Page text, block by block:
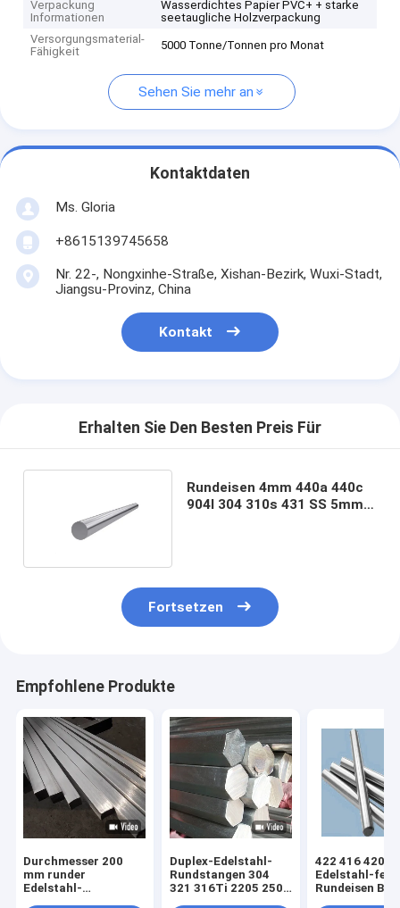
Verpackung
Informationen
Wasserdichtes Papier PVC+ + starke
seetaugliche Holzverpackung
Versorgungsmaterial-
Fähigkeit
5000 Tonne/Tonnen pro Monat
Sehen Sie mehr an
Kontaktdaten
Ms. Gloria
+8615139745658
Nr. 22-, Nongxinhe-Straße, Xishan-Bezirk, Wuxi-Stadt,
Jiangsu-Provinz, China
Kontakt
Erhalten Sie Den Besten Preis Für
Rundeisen 4mm 440a 440c
904l 304 310s 431 SS 5mm
Fortsetzen
Empfohlene Produkte
Durchmesser 200
mm runder
Edelstahl-
Duplex-Edelstahl-
Rundstangen 304
321 316Ti 2205 2507
422 416 420
Edelstahl-
Rundeisen BA